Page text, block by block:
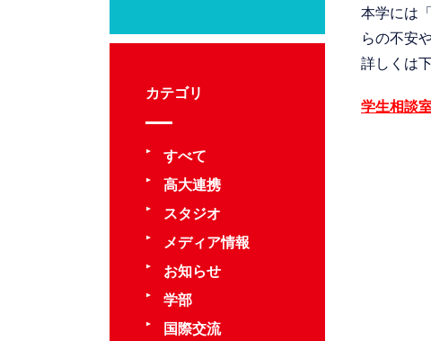
本学には
らの不安
詳しくは
学生相談
カテゴリ
すべて
高大連携
スタジオ
メディア情報
お知らせ
学部
国際交流